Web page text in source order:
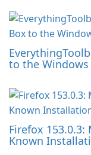
to the Windows
Firefox 153.0.3:
Known